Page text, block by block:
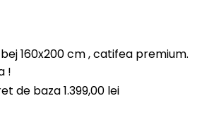
160x200 cm , catifea premium.
!
de baza1.399,00 lei